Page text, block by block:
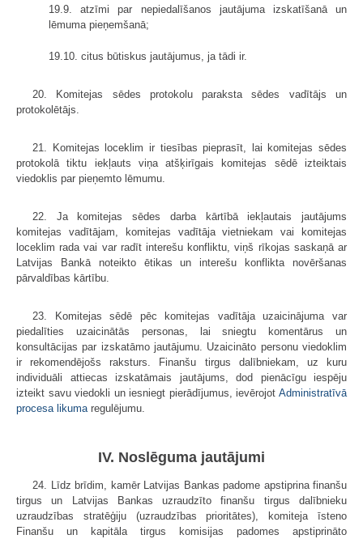
19.9. atzīmi par nepiedalīšanos jautājuma izskatīšanā un
lēmuma pieņemšanā;
19.10. citus būtiskus jautājumus, ja tādi ir.
20. Komitejas sēdes protokolu paraksta sēdes vadītājs un
protokolētājs.
21. Komitejas loceklim ir tiesības pieprasīt, lai komitejas sēdes
protokolā tiktu iekļauts viņa atšķirīgais komitejas sēdē izteiktais
viedoklis par pieņemto lēmumu.
22. Ja komitejas sēdes darba kārtībā iekļautais jautājums
komitejas vadītājam, komitejas vadītāja vietniekam vai komitejas
loceklim rada vai var radīt interešu konfliktu, viņš rīkojas saskaņā ar
Latvijas Bankā noteikto ētikas un interešu konflikta novēršanas
pārvaldības kārtību.
23. Komitejas sēdē pēc komitejas vadītāja uzaicinājuma var
piedalīties uzaicinātās personas, lai sniegtu komentārus un
konsultācijas par izskatāmo jautājumu. Uzaicināto personu viedoklim
ir rekomendējošs raksturs. Finanšu tirgus dalībniekam, uz kuru
individuāli attiecas izskatāmais jautājums, dod pienācīgu iespēju
izteikt savu viedokli un iesniegt pierādījumus, ievērojot Administratīvā
procesa likuma regulējumu.
IV. Noslēguma jautājumi
24. Līdz brīdim, kamēr Latvijas Bankas padome apstiprina finanšu
tirgus un Latvijas Bankas uzraudzīto finanšu tirgus dalībnieku
uzraudzības stratēģiju (uzraudzības prioritātes), komiteja īsteno
Finanšu un kapitāla tirgus komisijas padomes apstiprināto